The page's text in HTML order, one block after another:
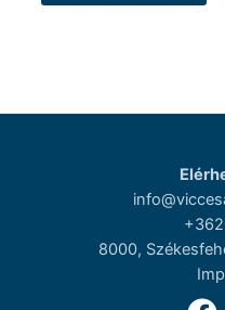
8000,